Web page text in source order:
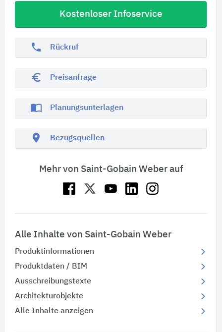
Kostenloser Infoservice
phone Rückruf
euro_symbol Preisanfrage
import_contacts Planungsunterlagen
location_on Bezugsquellen
Mehr von Saint-Gobain Weber auf
Alle Inhalte von Saint-Gobain Weber
Produktinformationen
Produktdaten / BIM
Ausschreibungstexte
Architekturobjekte
Alle Inhalte anzeigen